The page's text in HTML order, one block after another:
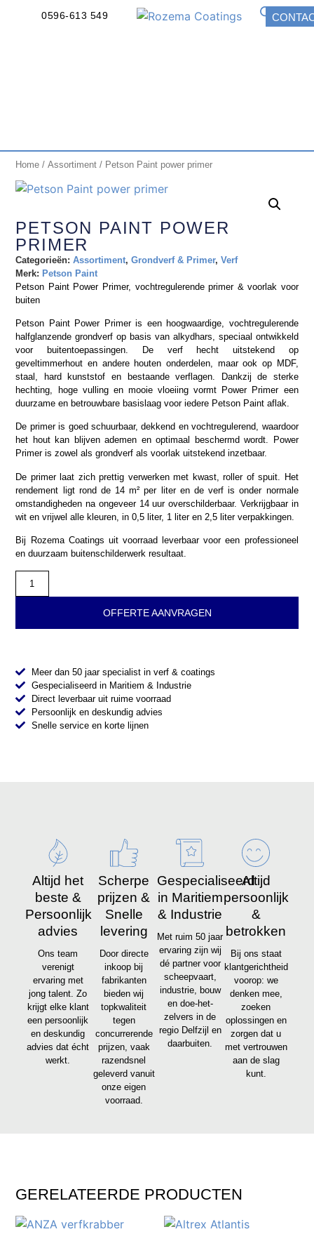
0596-613 549
Home /Assortiment / Petson Paint power primer
PETSON PAINT POWER
PRIMER
Categorieën: Assortiment,Grondverf & Primer,Verf
Merk: Petson Paint
Petson Paint Power Primer, vochtregulerende primer & voorlak voor
buiten
Petson Paint Power Primer is een hoogwaardige, vochtregulerende
halfglanzende grondverf op basis van alkydhars, speciaal ontwikkeld
voor buitentoepassingen. De verf hecht uitstekend op
geveltimmerhout en andere houten onderdelen, maar ook op MDF,
staal, hard kunststof en bestaande verflagen. Dankzij de sterke
hechting, hoge vulling en mooie vloeiing vormt Power Primer een
duurzame en betrouwbare basislaag voor iedere Petson Paint aflak.
De primer is goed schuurbaar, dekkend en vochtregulerend, waardoor
het hout kan blijven ademen en optimaal beschermd wordt. Power
Primer is zowel als grondverf als voorlak uitstekend inzetbaar.
De primer laat zich prettig verwerken met kwast, roller of spuit. Het
rendement ligt rond de 14 m² per liter en de verf is onder normale
omstandigheden na ongeveer 14 uur overschilderbaar. Verkrijgbaar in
wit en vrijwel alle kleuren, in 0,5 liter, 1 liter en 2,5 liter verpakkingen.
Bij Rozema Coatings uit voorraad leverbaar voor een professioneel
en duurzaam buitenschilderwerk resultaat.
OFFERTE AANVRAGEN
Meer dan 50 jaar specialist in verf & coatings
Gespecialiseerd in Maritiem & Industrie
Direct leverbaar uit ruime voorraad
Persoonlijk en deskundig advies
Snelle service en korte lijnen
Altijd het
beste &
Persoonlijk
advies
Ons team
verenigt
ervaring met
jong talent. Zo
krijgt elke klant
een persoonlijk
en deskundig
advies dat écht
werkt.
Scherpe
prijzen &
Snelle
levering
Door directe
inkoop bij
fabrikanten
bieden wij
topkwaliteit
tegen
concurrerende
prijzen, vaak
razendsnel
geleverd vanuit
onze eigen
voorraad.
Gespecialiseerd
in Maritiem
& Industrie
Met ruim 50 jaar
ervaring zijn wij
dé partner voor
scheepvaart,
industrie, bouw
en doe-het-
zelvers in de
regio Delfzijl en
daarbuiten.
Altijd
persoonlijk
&
betrokken
Bij ons staat
klantgerichtheid
voorop: we
denken mee,
zoeken
oplossingen en
zorgen dat u
met vertrouwen
aan de slag
kunt.
GERELATEERDE PRODUCTEN